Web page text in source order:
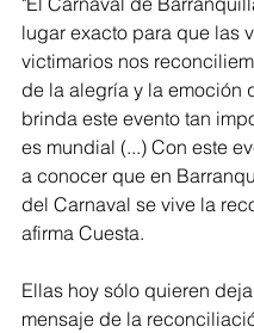
lugar exacto para que las
victimarios nos
de la alegría y la emoción
brinda este evento tan
es mundial (...) Con este
a conocer que en
del Carnaval se vive la
afirma Cuesta.
Ellas hoy sólo quieren
mensaje de la